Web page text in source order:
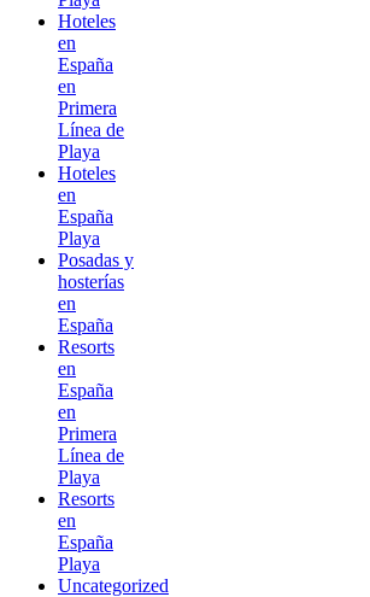
Hoteles
en
España
en
Primera
Línea de
Playa
Hoteles
en
España
Playa
Posadas y
hosterías
en
España
Resorts
en
España
en
Primera
Línea de
Playa
Resorts
en
España
Playa
Uncategorized